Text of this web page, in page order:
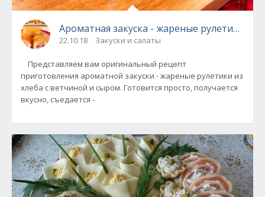
Ароматная закуска - жареные рулетики из
22.10.18 Закуски и салаты
Представляем вам оригинальный рецепт
приготовления ароматной закуски - жареные рулетики из
хлеба с ветчиной и сыром. Готовится просто, получается
вкусно, съедается -